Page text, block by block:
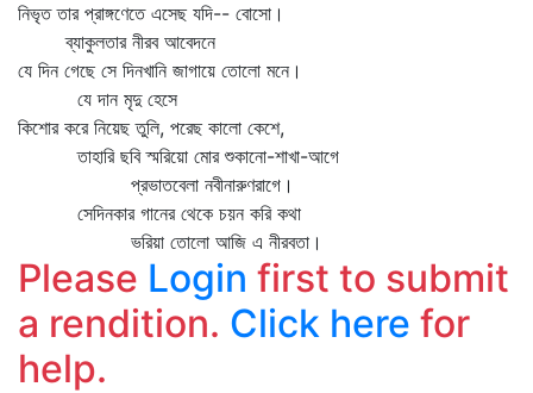
নিভৃত তার প্রাঙ্গণেতে এসেছ যদি-- বোসো।
ব্যাকুলতার নীরব আবেদনে
যে দিন গেছে সে দিনখানি জাগায়ে তোলো মনে।
যে দান মৃদু হেসে
কিশোর করে নিয়েছ তুলি, পরেছ কালো কেশে,
তাহারি ছবি স্মরিয়ো মোর শুকানো-শাখা-আগে
প্রভাতবেলা নবীনারুণরাগে।
সেদিনকার গানের থেকে চয়ন করি কথা
ভরিয়া তোলো আজি এ নীরবতা।
Please Login first to submit
a rendition. Click here for
help.